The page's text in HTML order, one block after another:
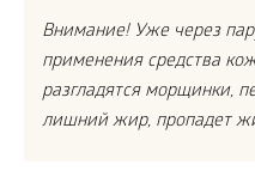
Внимание! Уже через
применения средства
разгладятся морщинки,
лишний жир, пропадет